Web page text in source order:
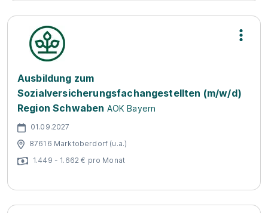
Ausbildung zum
Sozialversicherungsfachangestellten (m/w/d)
Region Schwaben AOK Bayern
01.09.2027
87616 Marktoberdorf (u.a.)
1.449 - 1.662 € pro Monat